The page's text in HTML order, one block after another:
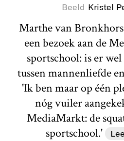
Beeld Kristel
Marthe van
een bezoek aan de
sportschool: is er
tussen mannenliefde
'Ik ben maar op één
nóg vuiler
MediaMarkt: de
sportschool.'